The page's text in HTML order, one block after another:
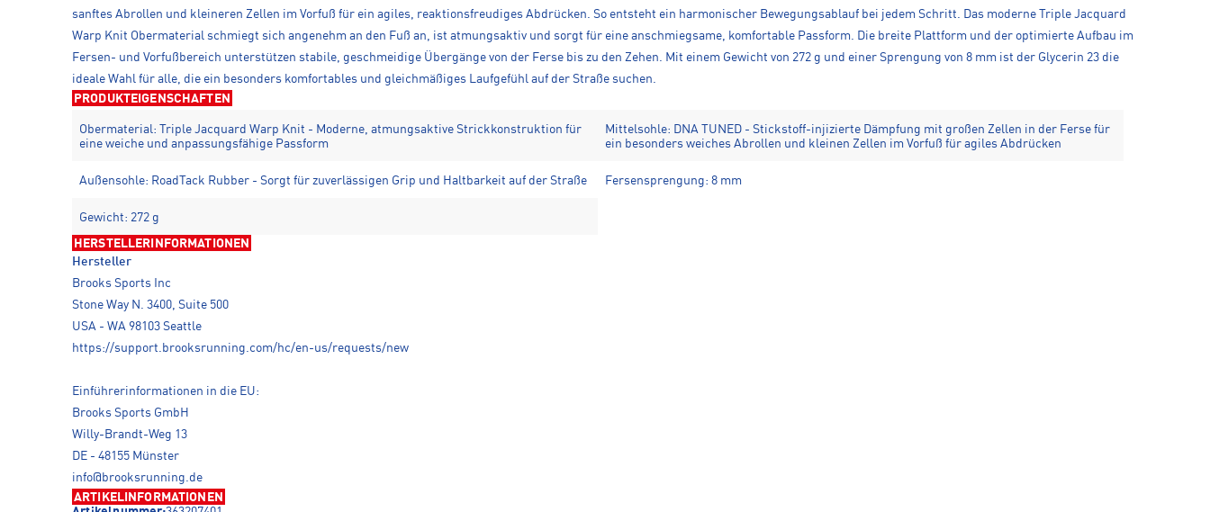
sanftes Abrollen und kleineren Zellen im Vorfuß für ein agiles, reaktionsfreudiges Abdrücken. So entsteht ein harmonischer Bewegungsablauf bei jedem Schritt. Das moderne Triple Jacquard
Warp Knit Obermaterial schmiegt sich angenehm an den Fuß an, ist atmungsaktiv und sorgt für eine anschmiegsame, komfortable Passform. Die breite Plattform und der optimierte Aufbau im
Fersen- und Vorfußbereich unterstützen stabile, geschmeidige Übergänge von der Ferse bis zu den Zehen. Mit einem Gewicht von 272 g und einer Sprengung von 8 mm ist der Glycerin 23 die
ideale Wahl für alle, die ein besonders komfortables und gleichmäßiges Laufgefühl auf der Straße suchen.
PRODUKTEIGENSCHAFTEN
Obermaterial: Triple Jacquard Warp Knit - Moderne, atmungsaktive Strickkonstruktion für
eine weiche und anpassungsfähige Passform
Mittelsohle: DNA TUNED - Stickstoff-injizierte Dämpfung mit großen Zellen in der Ferse für
ein besonders weiches Abrollen und kleinen Zellen im Vorfuß für agiles Abdrücken
Außensohle: RoadTack Rubber - Sorgt für zuverlässigen Grip und Haltbarkeit auf der Straße Fersensprengung: 8 mm
Gewicht: 272 g
HERSTELLERINFORMATIONEN
Hersteller
Brooks Sports Inc
Stone Way N. 3400, Suite 500
USA - WA 98103 Seattle
https://support.brooksrunning.com/hc/en-us/requests/new
Einführerinformationen in die EU:
Brooks Sports GmbH
Willy-Brandt-Weg 13
DE - 48155 Münster
info@brooksrunning.de
ARTIKELINFORMATIONEN